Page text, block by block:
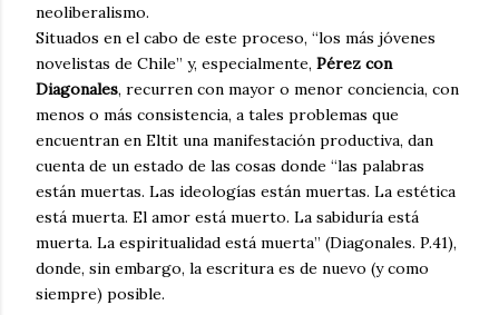
neoliberalismo.
Situados en el cabo de este proceso, “los más jóvenes
novelistas de Chile” y, especialmente, Pérez con
Diagonales, recurren con mayor o menor conciencia, con
menos o más consistencia, a tales problemas que
encuentran en Eltit una manifestación productiva, dan
cuenta de un estado de las cosas donde “las palabras
están muertas. Las ideologías están muertas. La estética
está muerta. El amor está muerto. La sabiduría está
muerta. La espiritualidad está muerta” (Diagonales. P.41),
donde, sin embargo, la escritura es de nuevo (y como
siempre) posible.